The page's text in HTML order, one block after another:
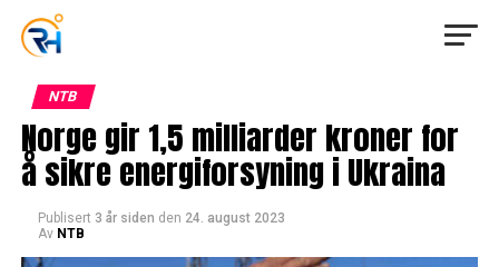
NTB
Norge gir 1,5 milliarder kroner for
å sikre energiforsyning i Ukraina
Publisert 3 år siden den 24. august 2023
Av NTB